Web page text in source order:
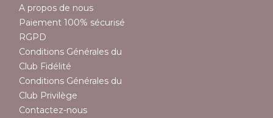
A propos de nous
Paiement 100% sécurisé
RGPD
Conditions Générales du
Club Fidélité
Conditions Générales du
Club Privilège
Contactez-nous